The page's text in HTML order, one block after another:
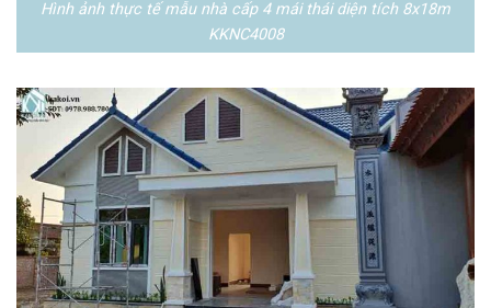
Hình ảnh thực tế mẫu nhà cấp 4 mái thái diện tích 8x18m
KKNC4008